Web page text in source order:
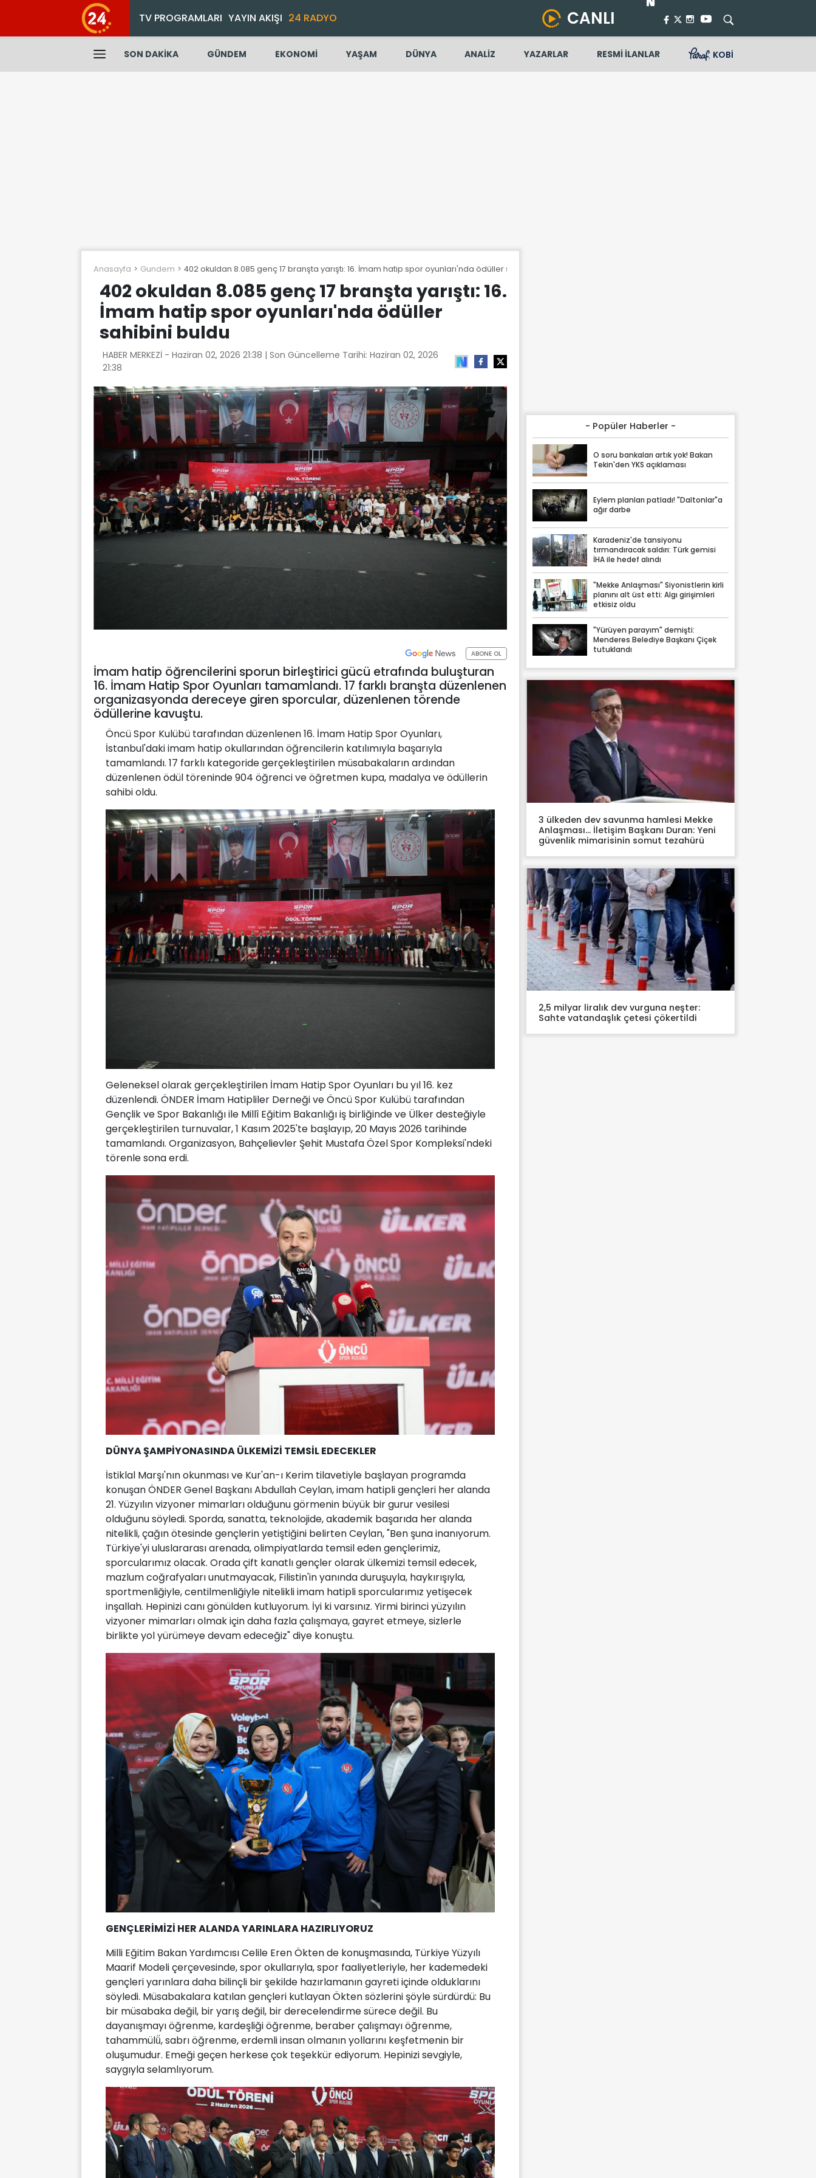
TV PROGRAMLARI YAYIN AKIŞI 24 RADYO CANLI
SON DAKİKA GÜNDEM EKONOMİ YAŞAM DÜNYA ANALİZ YAZARLAR RESMİ İLANLAR KOBİ
Anasayfa Gundem 402 okuldan 8.085 genç 17 branşta yarıştı: 16. İmam hatip spor oyunları'nda ödüller sahibini buldu
402 okuldan 8.085 genç 17 branşta yarıştı: 16.
İmam hatip spor oyunları'nda ödüller
sahibini buldu
HABER MERKEZİ - Haziran 02, 2026 21:38 | Son Güncelleme Tarihi: Haziran 02, 2026
21:38
ABONE OL
İmam hatip öğrencilerini sporun birleştirici gücü etrafında buluşturan
16. İmam Hatip Spor Oyunları tamamlandı. 17 farklı branşta düzenlenen
organizasyonda dereceye giren sporcular, düzenlenen törende
ödüllerine kavuştu.
Öncü Spor Kulübü tarafından düzenlenen 16. İmam Hatip Spor Oyunları,
İstanbul'daki imam hatip okullarından öğrencilerin katılımıyla başarıyla
tamamlandı. 17 farklı kategoride gerçekleştirilen müsabakaların ardından
düzenlenen ödül töreninde 904 öğrenci ve öğretmen kupa, madalya ve ödüllerin
sahibi oldu.
Geleneksel olarak gerçekleştirilen İmam Hatip Spor Oyunları bu yıl 16. kez
düzenlendi. ÖNDER İmam Hatipliler Derneği ve Öncü Spor Kulübü tarafından
Gençlik ve Spor Bakanlığı ile Millî Eğitim Bakanlığı iş birliğinde ve Ülker desteğiyle
gerçekleştirilen turnuvalar, 1 Kasım 2025'te başlayıp, 20 Mayıs 2026 tarihinde
tamamlandı. Organizasyon, Bahçelievler Şehit Mustafa Özel Spor Kompleksi'ndeki
törenle sona erdi.
DÜNYA ŞAMPİYONASINDA ÜLKEMİZİ TEMSİL EDECEKLER
İstiklal Marşı'nın okunması ve Kur'an-ı Kerim tilavetiyle başlayan programda
konuşan ÖNDER Genel Başkanı Abdullah Ceylan, imam hatipli gençleri her alanda
21. Yüzyılın vizyoner mimarları olduğunu görmenin büyük bir gurur vesilesi
olduğunu söyledi. Sporda, sanatta, teknolojide, akademik başarıda her alanda
nitelikli, çağın ötesinde gençlerin yetiştiğini belirten Ceylan, "Ben şuna inanıyorum.
Türkiye'yi uluslararası arenada, olimpiyatlarda temsil eden gençlerimiz,
sporcularımız olacak. Orada çift kanatlı gençler olarak ülkemizi temsil edecek,
mazlum coğrafyaları unutmayacak, Filistin'in yanında duruşuyla, haykırışıyla,
sportmenliğiyle, centilmenliğiyle nitelikli imam hatipli sporcularımız yetişecek
inşallah. Hepinizi canı gönülden kutluyorum. İyi ki varsınız. Yirmi birinci yüzyılın
vizyoner mimarları olmak için daha fazla çalışmaya, gayret etmeye, sizlerle
birlikte yol yürümeye devam edeceğiz" diye konuştu.
GENÇLERİMİZİ HER ALANDA YARINLARA HAZIRLIYORUZ
Milli Eğitim Bakan Yardımcısı Celile Eren Ökten de konuşmasında, Türkiye Yüzyılı
Maarif Modeli çerçevesinde, spor okullarıyla, spor faaliyetleriyle, her kademedeki
gençleri yarınlara daha bilinçli bir şekilde hazırlamanın gayreti içinde olduklarını
söyledi. Müsabakalara katılan gençleri kutlayan Ökten sözlerini şöyle sürdürdü: Bu
bir müsabaka değil, bir yarış değil, bir derecelendirme sürece değil. Bu
dayanışmayı öğrenme, kardeşliği öğrenme, beraber çalışmayı öğrenme,
tahammülü̈, sabrı öğrenme, erdemli insan olmanın yollarını keşfetmenin bir
oluşumudur. Emeği geçen herkese çok teşekkür ediyorum. Hepinizi sevgiyle,
saygıyla selamlıyorum.
- Popüler Haberler -
O soru bankaları artık yok! Bakan
Tekin'den YKS açıklaması
Eylem planları patladı! "Daltonlar"a
ağır darbe
Karadeniz'de tansiyonu
tırmandıracak saldırı: Türk gemisi
İHA ile hedef alındı
"Mekke Anlaşması" Siyonistlerin kirli
planını alt üst etti: Algı girişimleri
etkisiz oldu
"Yürüyen parayım" demişti:
Menderes Belediye Başkanı Çiçek
tutuklandı
3 ülkeden dev savunma hamlesi Mekke
Anlaşması… İletişim Başkanı Duran: Yeni
güvenlik mimarisinin somut tezahürü
2,5 milyar liralık dev vurguna neşter:
Sahte vatandaşlık çetesi çökertildi